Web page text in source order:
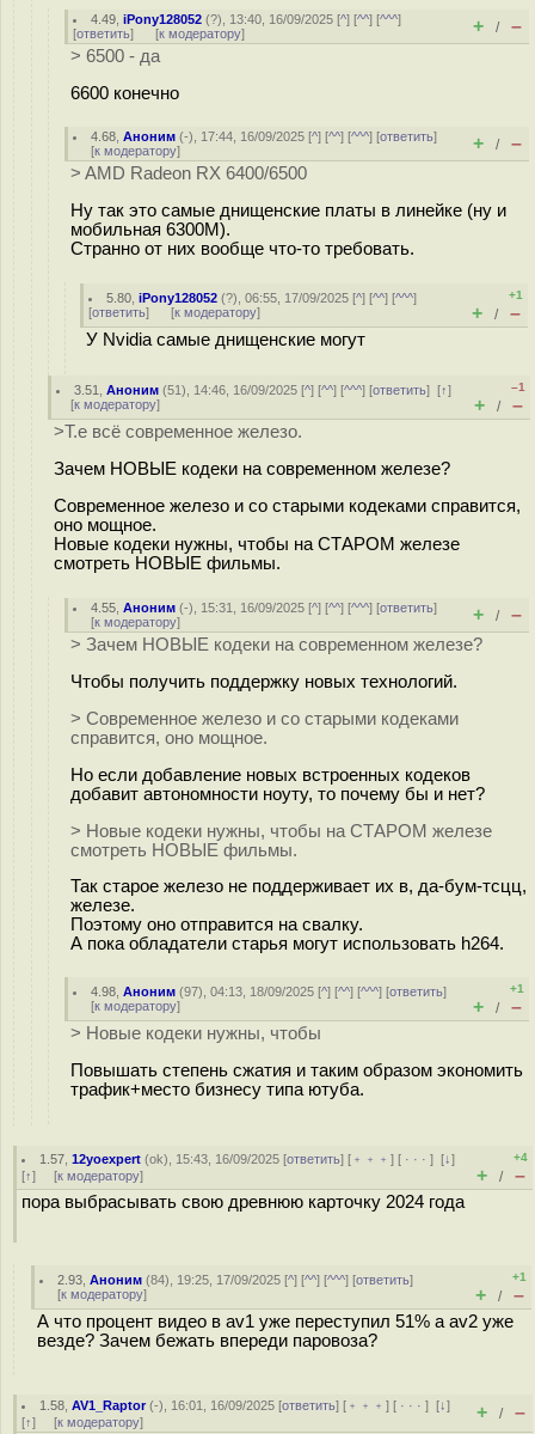
4.49 ,iPony128052 (?), 13:40, 16/09/2025 [^] [^^] [^^^]
[ответить] [к модератору] + / –
> 6500 - да
6600 конечно
4.68 ,Аноним (-), 17:44, 16/09/2025 [^] [^^] [^^^] [ответить]
[к модератору] + / –
> AMD Radeon RX 6400/6500
Ну так это самые днищенские платы в линейке (ну и
мобильная 6300M).
Странно от них вообще что-то требовать.
5.80 ,iPony128052 (?), 06:55, 17/09/2025 [^] [^^] [^^^]
[ответить] [к модератору]
+1
+ / –
У Nvidia самые днищенские могут
3.51 ,Аноним (51), 14:46, 16/09/2025 [^] [^^] [^^^] [ответить][↑]
[к модератору]
–1
+ / –
>Т.е всё современное железо.
Зачем НОВЫЕ кодеки на современном железе?
Современное железо и со старыми кодеками справится,
оно мощное.
Новые кодеки нужны, чтобы на СТАРОМ железе
смотреть НОВЫЕ фильмы.
4.55 ,Аноним (-), 15:31, 16/09/2025 [^] [^^] [^^^] [ответить]
[к модератору] + / –
> Зачем НОВЫЕ кодеки на современном железе?
Чтобы получить поддержку новых технологий.
> Современное железо и со старыми кодеками
справится, оно мощное.
Но если добавление новых встроенных кодеков
добавит автономности ноуту, то почему бы и нет?
> Новые кодеки нужны, чтобы на СТАРОМ железе
смотреть НОВЫЕ фильмы.
Так старое железо не поддерживает их в, да-бум-тсцц,
железе.
Поэтому оно отправится на свалку.
А пока обладатели старья могут использовать h264.
4.98 ,Аноним (97), 04:13, 18/09/2025 [^] [^^] [^^^] [ответить]
[к модератору]
+1
+ / –
> Новые кодеки нужны, чтобы
Повышать степень сжатия и таким образом экономить
трафик+место бизнесу типа ютуба.
1.57 ,12yoexpert (ok), 15:43, 16/09/2025 [ответить] [ ﹢﹢﹢] [ · · ·][↓]
[↑] [к модератору]
+4
+ / –
пора выбрасывать свою древнюю карточку 2024 года
2.93 ,Аноним (84), 19:25, 17/09/2025 [^] [^^] [^^^] [ответить]
[к модератору]
+1
+ / –
А что процент видео в av1 уже переступил 51% а av2 уже
везде? Зачем бежать впереди паровоза?
1.58 ,AV1_Raptor(-), 16:01, 16/09/2025 [ответить] [ ﹢﹢﹢] [ · · ·][↓]
[↑] [к модератору] + / –